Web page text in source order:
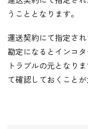
うこととなります。
運送契約にて指定さ
勘定になるとインコ
トラブルの元となり
て確認しておくことが